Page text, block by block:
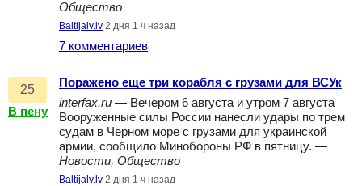
Общество
Baltijalv.lv 2 дня 1 ч назад
7 комментариев
25
В пену
Поражено еще три корабля с грузами для ВСУк
interfax.ru — Вечером 6 августа и утром 7 августа
Вооруженные силы России нанесли удары по трем
судам в Черном море с грузами для украинской
армии, сообщило Минобороны РФ в пятницу. —
Новости, Общество
Baltijalv.lv 2 дня 1 ч назад